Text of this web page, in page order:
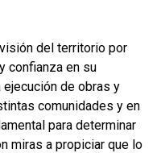
del territorio por
confianza en su
de obras y
comunidades y en
para determinar
miras a propiciar que lo